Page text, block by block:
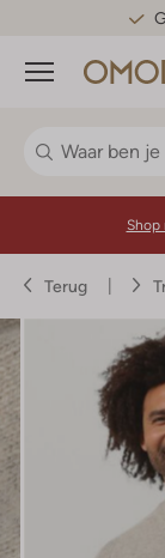
Menu
Shop
Terug